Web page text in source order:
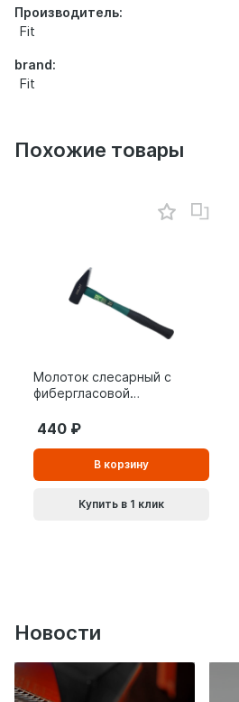
Производитель:
Fit
brand:
Fit
Похожие товары
Молоток слесарный с
фибергласовой
кг 10180-08
440
В корзину
Купить в 1 клик
Новости